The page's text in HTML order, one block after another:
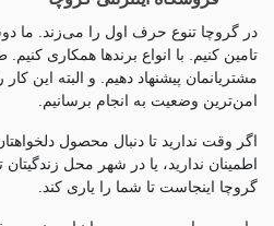
در گروچا تنوع حرف اول را می‌زند. ما
تامین کنیم. با انواع برندها همکاری
مشتریانمان پیشنهاد دهیم. و البته این
امن‌ترین وضعیت به انجام برسانیم.
اگر وقت ندارید تا دنبال محصول
اطمینان ندارید، یا در شهر محل
گروچا اینجاست تا شما را یاری کند.